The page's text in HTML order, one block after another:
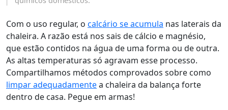
Com o uso regular, o calcário se acumula nas laterais da
chaleira. A razão está nos sais de cálcio e magnésio,
que estão contidos na água de uma forma ou de outra.
As altas temperaturas só agravam esse processo.
Compartilhamos métodos comprovados sobre como
limpar adequadamentea chaleira da balança forte
dentro de casa. Pegue em armas!